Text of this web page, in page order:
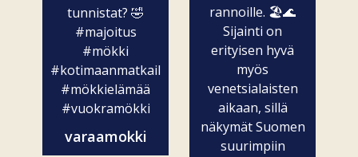
tunnistat? 🤣
#majoitus
#mökki
#kotimaanmatkailu
#mökkielämää
#vuokramökki
varaamokki
rannoille. 🏖️🌊
Sijainti on
erityisen hyvä
myös
venetsialaisten
aikaan, sillä
näkymät Suomen
suurimpiin